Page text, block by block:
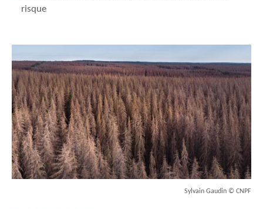
risque
Sylvain Gaudin © CNPF